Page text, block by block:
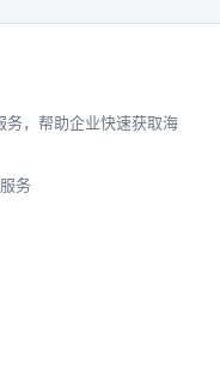
务，帮助企业快速获取海
务